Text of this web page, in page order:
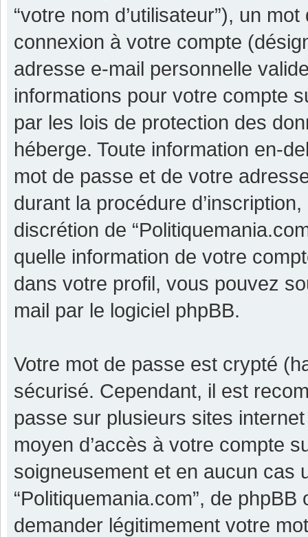
“votre nom d’utilisateur”), un
connexion à votre compte
adresse e-mail personnelle
informations pour votre compte
par les lois de protection des
héberge. Toute information en-
mot de passe et de votre
durant la procédure
discrétion de
quelle information de votre
dans votre profil, vous pouvez
mail par le logiciel phpBB.
Votre mot de passe est crypté
sécurisé. Cependant, il est
passe sur plusieurs sites
moyen d’accès à votre compte
soigneusement et en aucun cas
“Politiquemania.com”, de
demander légitimement votre